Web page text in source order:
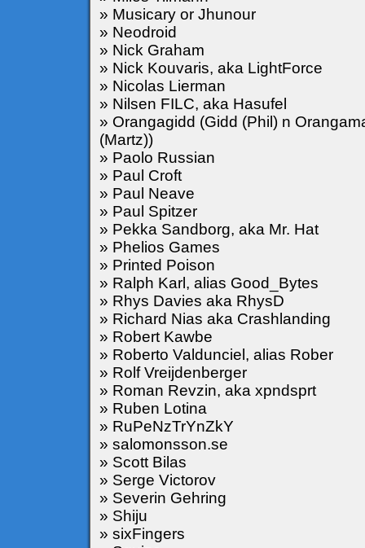
» Musicary or Jhunour
» Neodroid
» Nick Graham
» Nick Kouvaris, aka LightForce
» Nicolas Lierman
» Nilsen FILC, aka Hasufel
» Orangagidd (Gidd (Phil) n
(Martz))
» Paolo Russian
» Paul Croft
» Paul Neave
» Paul Spitzer
» Pekka Sandborg, aka Mr. Hat
» Phelios Games
» Printed Poison
» Ralph Karl, alias Good_Bytes
» Rhys Davies aka RhysD
» Richard Nias aka Crashlanding
» Robert Kawbe
» Roberto Valdunciel, alias Rober
» Rolf Vreijdenberger
» Roman Revzin, aka xpndsprt
» Ruben Lotina
» RuPeNzTrYnZkY
» salomonsson.se
» Scott Bilas
» Serge Victorov
» Severin Gehring
» Shiju
» sixFingers